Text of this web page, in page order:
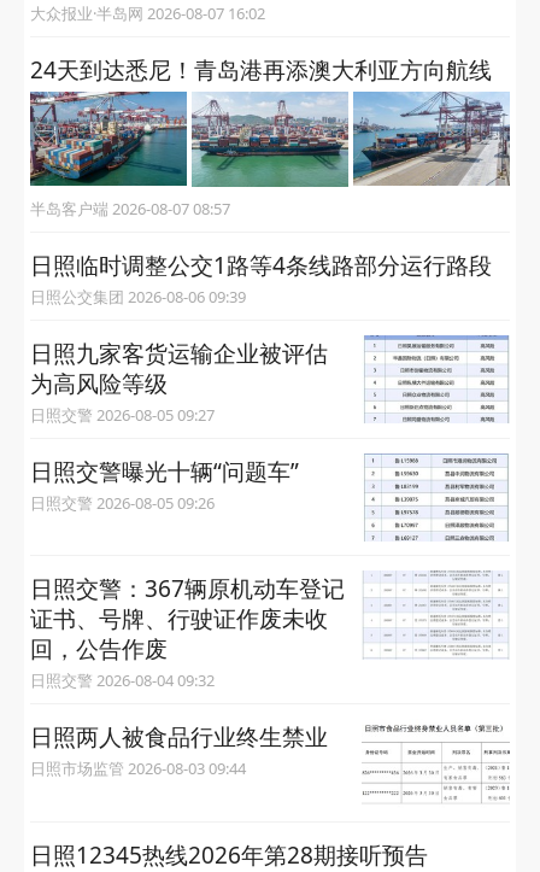
大众报业·半岛网 2026-08-07 16:02
24天到达悉尼！青岛港再添澳大利亚方向航线
半岛客户端 2026-08-07 08:57
日照临时调整公交1路等4条线路部分运行路段
日照公交集团 2026-08-06 09:39
日照九家客货运输企业被评估
为高风险等级
日照交警 2026-08-05 09:27
日照交警曝光十辆“问题车”
日照交警 2026-08-05 09:26
日照交警：367辆原机动车登记
证书、号牌、行驶证作废未收
回，公告作废
日照交警 2026-08-04 09:32
日照两人被食品行业终生禁业
日照市场监管 2026-08-03 09:44
日照12345热线2026年第28期接听预告